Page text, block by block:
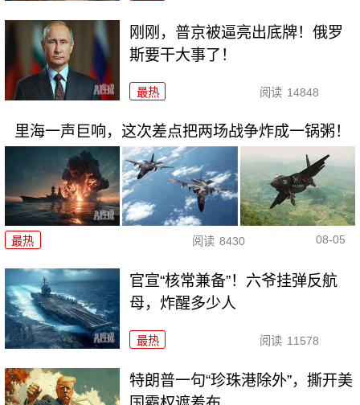
刚刚，普京被逼亮出底牌！俄罗
斯要干大事了！
最热 阅读 14848
里海一声巨响，这次差点把两场战争炸成一锅粥！
最热 阅读 8430 08-05
官宣“核常兼备”！六爷挂弹反航
母，炸醒多少人
最热 阅读 11578
特朗普一句“珍珠港除外”，撕开美